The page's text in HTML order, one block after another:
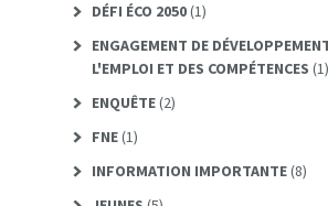
DÉFI ÉCO 2050(1)
ENGAGEMENT DE
L'EMPLOI ET DES COMPÉTENCES (1)
ENQUÊTE(2)
FNE(1)
INFORMATION IMPORTANTE(8)